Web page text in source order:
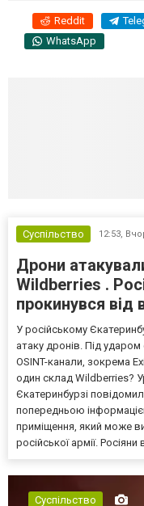
Reddit
WhatsApp
Суспільство 12:53,
Дрони
Wildberries .
прокинувся від
У російському
атаку дронів. Під
OSINT-канали, зокрема
один склад Wildberries?
Єкатеринбурзі
попередньою
приміщення, який може
російської армії. Росіяни
Суспільство